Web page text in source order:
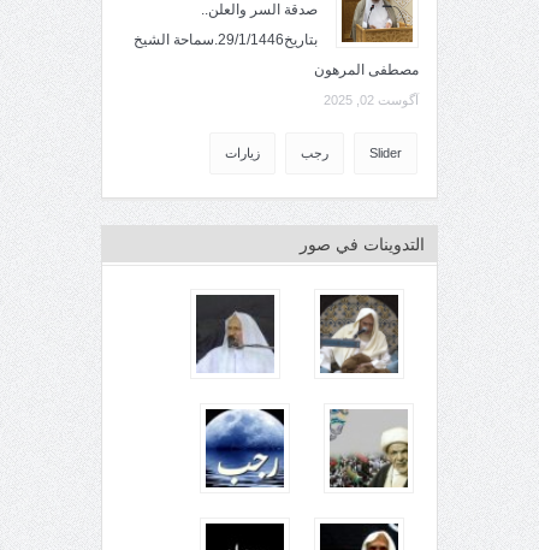
صدقة السر والعلن..
بتاريخ29/1/1446.سماحة الشيخ
مصطفى المرهون
آگوست 02, 2025
Slider رجب زيارات
التدوينات في صور